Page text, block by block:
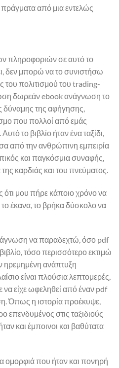
από μια εντελώς
πληροφοριών σε αυτό το
δεν μπορώ να το συνιστήσω
του πολιτισμού του trading-
δωρεάν ebook ανάγνωση το
δύναμης της αφήγησης,
που πολλοί από εμάς
το βιβλίο ήταν ένα ταξίδι,
από την ανθρώπινη εμπειρία
και παγκόσμια συναφής,
καρδιάς και του πνεύματος.
ότι μου πήρε κάποιο χρόνο να
το έκανα, το βρήκα δύσκολο να
να παραδεχτώ, όσο pdf
τόσο περισσότερο εκτιμώ
ηρεμημένη ανάπτυξη
είναι πλούσια λεπτομερές,
είχε ωφεληθεί από έναν pdf
Όπως η ιστορία προέκυψε,
επενδυμένος στις ταξιδιούς
και έμποινοι και βαθύτατα
ομορφιά που ήταν και πονηρή